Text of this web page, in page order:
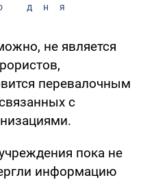
дня
не является
перевалочным
с
пока не
информацию